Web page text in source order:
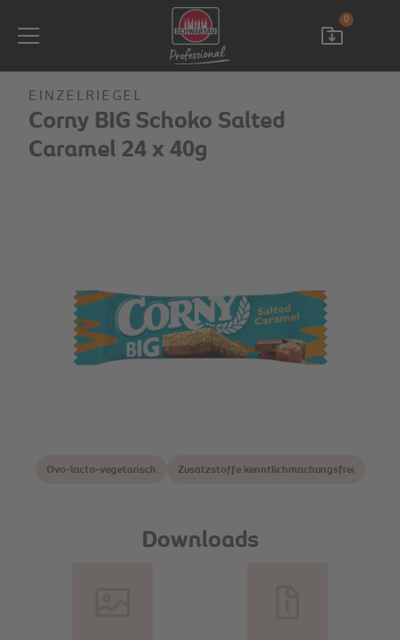
0
EINZELRIEGEL
Corny BIG Schoko Salted
Caramel 24 x 40g
Ovo-lacto-vegetarisch Zusatzstoffe kenntlichmachungsfrei
Downloads